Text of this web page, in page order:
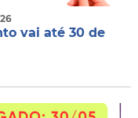
vai até 30 de